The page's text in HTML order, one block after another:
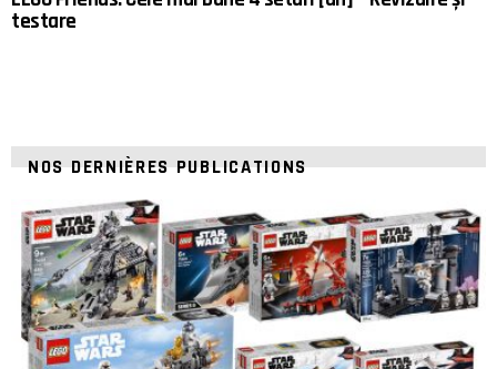
testare
NOS DERNIÈRES PUBLICATIONS